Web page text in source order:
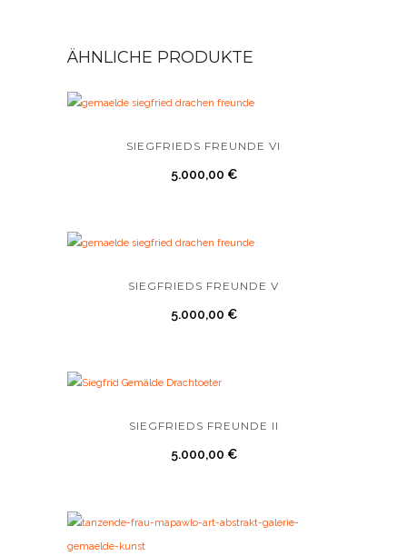
ÄHNLICHE PRODUKTE
SIEGFRIEDS FREUNDE VI
5.000,00 €
SIEGFRIEDS FREUNDE V
5.000,00 €
SIEGFRIEDS FREUNDE II
5.000,00 €